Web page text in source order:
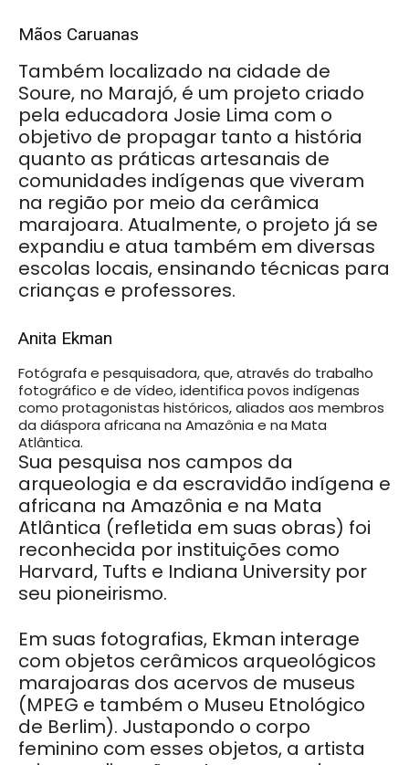
Mãos Caruanas
Também localizado na cidade de
Soure, no Marajó, é um projeto criado
pela educadora Josie Lima com o
objetivo de propagar tanto a história
quanto as práticas artesanais de
comunidades indígenas que viveram
na região por meio da cerâmica
marajoara. Atualmente, o projeto já se
expandiu e atua também em diversas
escolas locais, ensinando técnicas para
crianças e professores.
Anita Ekman
Fotógrafa e pesquisadora, que, através do trabalho
fotográfico e de vídeo, identifica povos indígenas
como protagonistas históricos, aliados aos membros
da diáspora africana na Amazônia e na Mata
Atlântica.
Sua pesquisa nos campos da
arqueologia e da escravidão indígena e
africana na Amazônia e na Mata
Atlântica (refletida em suas obras) foi
reconhecida por instituições como
Harvard, Tufts e Indiana University por
seu pioneirismo.
Em suas fotografias, Ekman interage
com objetos cerâmicos arqueológicos
marajoaras dos acervos de museus
(MPEG e também o Museu Etnológico
de Berlim). Justapondo o corpo
feminino com esses objetos, a artista